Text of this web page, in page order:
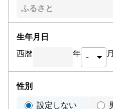
生年月日
西暦
年 月
性別
設定しない